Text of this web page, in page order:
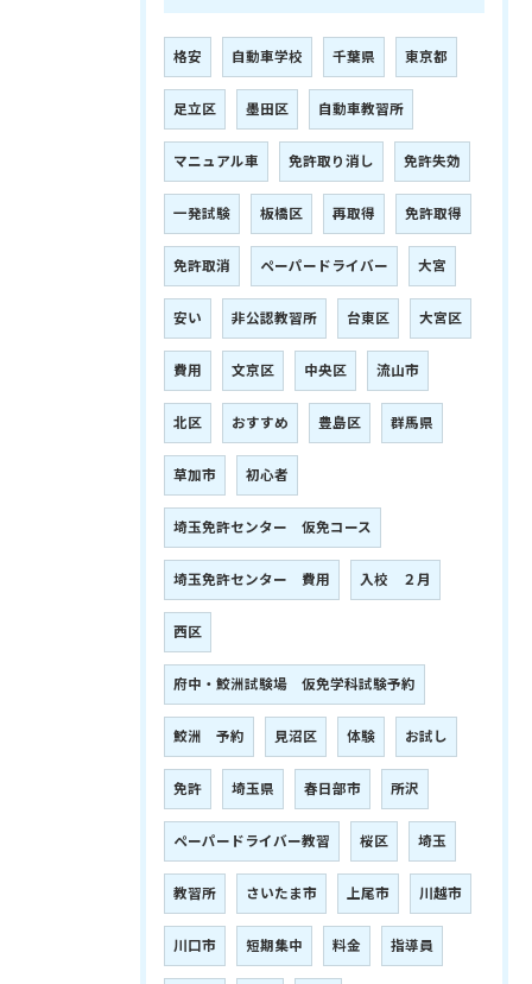
格安 自動車学校 千葉県 東京都
足立区 墨田区 自動車教習所
マニュアル車 免許取り消し 免許失効
一発試験 板橋区 再取得 免許取得
免許取消 ペーパードライバー 大宮
安い 非公認教習所 台東区 大宮区
費用 文京区 中央区 流山市
北区 おすすめ 豊島区 群馬県
草加市 初心者
埼玉免許センター 仮免コース
埼玉免許センター 費用 入校 ２月
西区
府中・鮫洲試験場 仮免学科試験予約
鮫洲 予約 見沼区 体験 お試し
免許 埼玉県 春日部市 所沢
ペーパードライバー教習 桜区 埼玉
教習所 さいたま市 上尾市 川越市
川口市 短期集中 料金 指導員